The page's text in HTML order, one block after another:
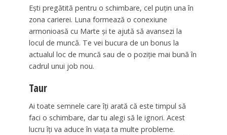
Ești pregătită pentru o schimbare, cel puțin una în
zona carierei. Luna formează o conexiune
armonioasă cu Marte și te ajută să avansezi la
locul de muncă. Te vei bucura de un bonus la
actualul loc de muncă sau de o poziție mai bună în
cadrul unui job nou.
Taur
Ai toate semnele care îți arată că este timpul să
faci o schimbare, dar tu alegi să le ignori. Acest
lucru îți va aduce în viața ta multe probleme.